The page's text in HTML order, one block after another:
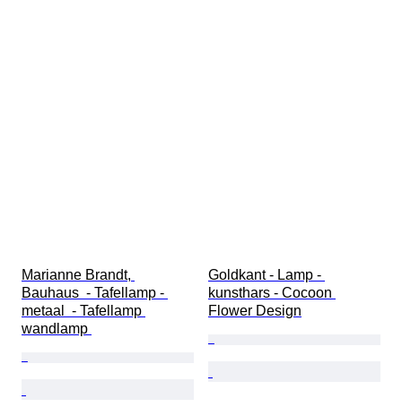
Marianne Brandt,
Bauhaus  - Tafellamp -
metaal  - Tafellamp
wandlamp
Goldkant - Lamp -
kunsthars - Cocoon
Flower Design